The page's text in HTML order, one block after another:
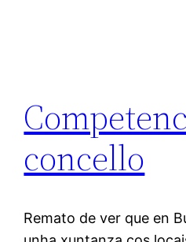
concello
Remato de ver que en